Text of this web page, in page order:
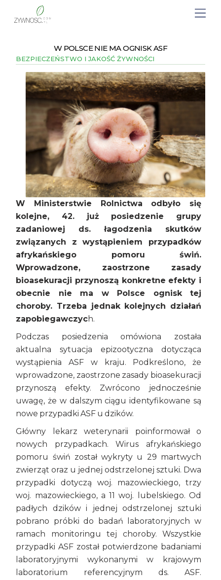
W POLSCE NIE MA OGNISK ASF
BEZPIECZEŃSTWO I JAKOŚĆ ŻYWNOŚCI
W Ministerstwie Rolnictwa odbyło się
kolejne, 42. już posiedzenie grupy
zadaniowej ds. łagodzenia skutków
związanych z wystąpieniem przypadków
afrykańskiego pomoru świń.
Wprowadzone, zaostrzone zasady
bioasekuracji przynoszą konkretne efekty i
obecnie nie ma w Polsce ognisk tej
choroby. Trzeba jednak kolejnych działań
zapobiegawczych.
Podczas posiedzenia omówiona została
aktualna sytuacja epizootyczna dotycząca
wystąpienia ASF w kraju. Podkreślono, że
wprowadzone, zaostrzone zasady bioasekuracji
przynoszą efekty. Zwrócono jednocześnie
uwagę, że w dalszym ciągu identyfikowane są
nowe przypadki ASF u dzików.
Główny lekarz weterynarii poinformował o
nowych przypadkach. Wirus afrykańskiego
pomoru świń został wykryty u 29 martwych
zwierząt oraz u jednej odstrzelonej sztuki. Dwa
przypadki dotyczą woj. mazowieckiego, trzy
woj. mazowieckiego, a 11 woj. lubelskiego. Od
padłych dzików i jednej odstrzelonej sztuki
pobrano próbki do badań laboratoryjnych w
ramach monitoringu tej choroby. Wszystkie
przypadki ASF został potwierdzone badaniami
laboratoryjnymi wykonanymi w krajowym
laboratorium referencyjnym ds. ASF.